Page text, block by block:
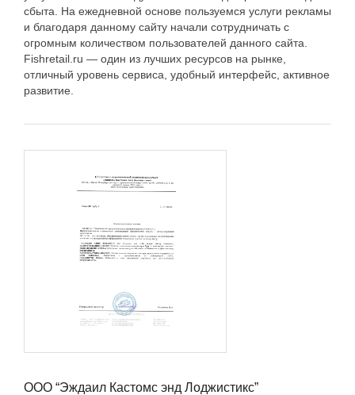
сбыта. На ежедневной основе пользуемся услуги рекламы
и благодаря данному сайту начали сотрудничать с
огромным количеством пользователей данного сайта.
Fishretail.ru — один из лучших ресурсов на рынке,
отличный уровень сервиса, удобный интерфейс, активное
развитие.
ООО “Эждаил Кастомс энд Лоджистикс”